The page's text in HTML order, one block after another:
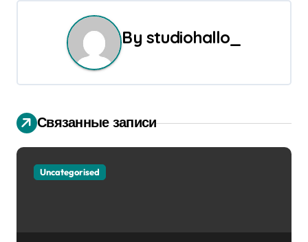
а
п
о
By studiohallo_
Связанные записи
Uncategorised